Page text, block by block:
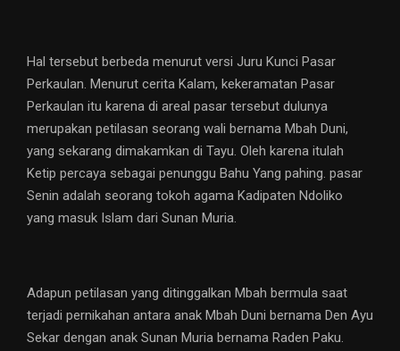
Hal tersebut berbeda menurut versi Juru Kunci Pasar
Perkaulan. Menurut cerita Kalam, kekeramatan Pasar
Perkaulan itu karena di areal pasar tersebut dulunya
merupakan petilasan seorang wali bernama Mbah Duni,
yang sekarang dimakamkan di Tayu. Oleh karena itulah
Ketip percaya sebagai penunggu Bahu Yang pahing. pasar
Senin adalah seorang tokoh agama Kadipaten Ndoliko
yang masuk Islam dari Sunan Muria.
Adapun petilasan yang ditinggalkan Mbah bermula saat
terjadi pernikahan antara anak Mbah Duni bernama Den Ayu
Sekar dengan anak Sunan Muria bernama Raden Paku.